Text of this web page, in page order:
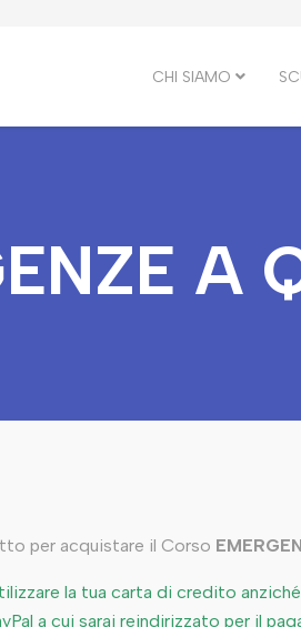
CHI SIAMO
A
per acquistare il Corso
la tua carta di credito
a cui sarai reindirizzato per il